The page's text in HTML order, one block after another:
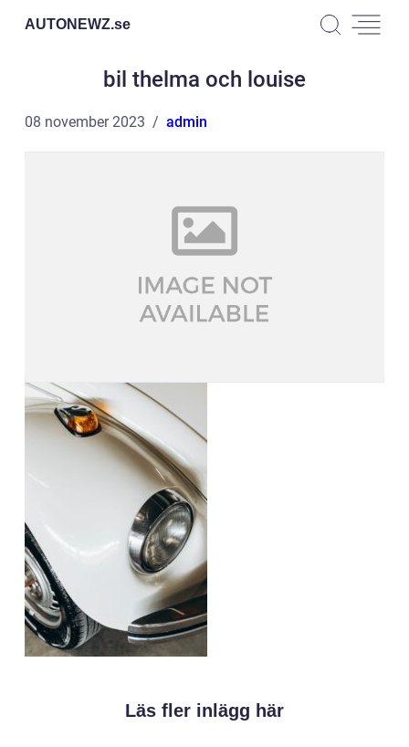
AUTONEWZ.se
bil thelma och louise
08 november 2023 admin
Läs fler inlägg här